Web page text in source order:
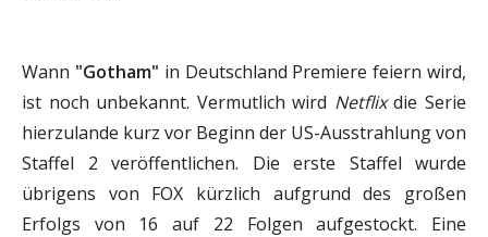
Wann "Gotham" in Deutschland Premiere feiern wird,
ist noch unbekannt. Vermutlich wird Netflixdie Serie
hierzulande kurz vor Beginn der US-Ausstrahlung von
Staffel 2 veröffentlichen. Die erste Staffel wurde
übrigens von FOX kürzlich aufgrund des großen
Erfolgs von 16 auf 22 Folgen aufgestockt. Eine